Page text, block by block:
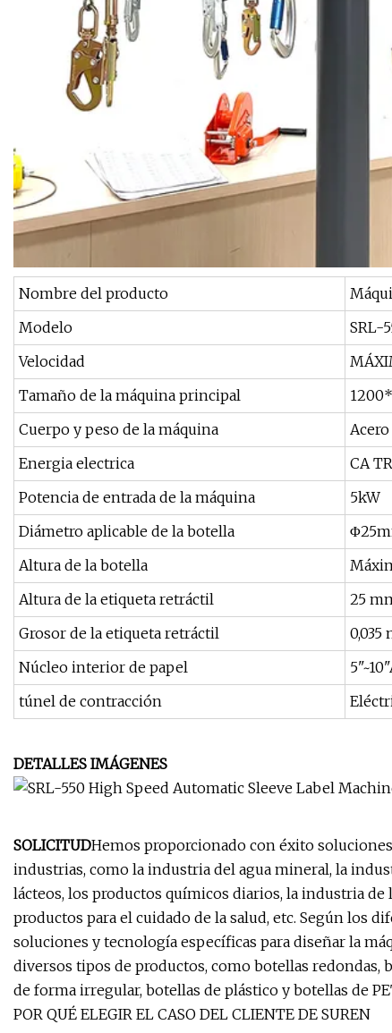
Nombre del producto
Modelo
SRL-
Velocidad
Tamaño de la máquina principal
Cuerpo y peso de la máquina
Energia electrica
CA
Potencia de entrada de la máquina
5kW
Diámetro aplicable de la botella
Altura de la botella
Altura de la etiqueta retráctil
25
Grosor de la etiqueta retráctil
0,035
Núcleo interior de papel
túnel de contracción
DETALLES IMÁGENES
SOLICITUDHemos proporcionado con éxito
industrias, como la industria del agua mineral, la
lácteos, los productos químicos diarios, la industria
productos para el cuidado de la salud, etc. Según los
soluciones y tecnología específicas para diseñar la
diversos tipos de productos, como botellas redondas,
de forma irregular, botellas de plástico y botellas de
POR QUÉ ELEGIR EL CASO DEL CLIENTE DE SUREN